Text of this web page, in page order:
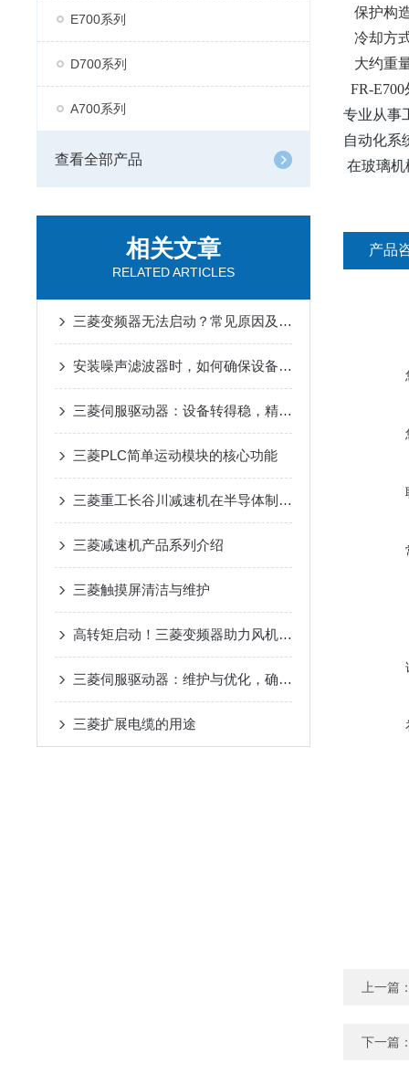
E700系列
D700系列
A700系列
查看全部产品
相关文章
RELATED ARTICLES
三菱变频器无法启动？常见原因及解决办法
安装噪声滤波器时，如何确保设备安全？
三菱伺服驱动器：设备转得稳，精度才靠谱
三菱PLC简单运动模块的核心功能
三菱重工长谷川减速机在半导体制造设备传动系统中的适配应用
三菱减速机产品系列介绍
三菱触摸屏清洁与维护
高转矩启动！三菱变频器助力风机、泵类负载高效运行
三菱伺服驱动器：维护与优化，确保长期稳定运行
三菱扩展电缆的用途
保护构
冷却方
大约重
FR-
专业从事
自动化系
在玻璃机
产品
上一篇
下一篇